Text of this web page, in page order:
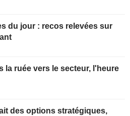
du jour : recos relevées sur
la ruée vers le secteur, l'heure
des options stratégiques,